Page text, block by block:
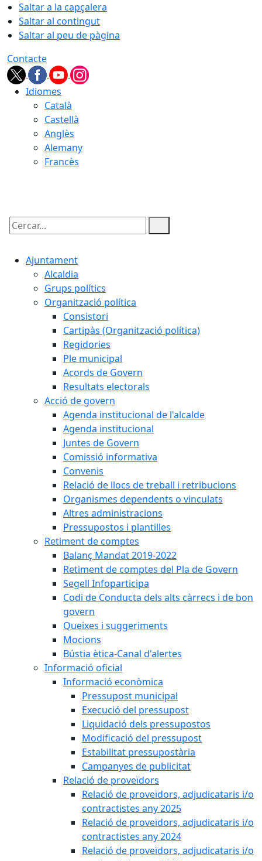
Saltar a la capçalera
Saltar al contingut
Saltar al peu de pàgina
Contacte
Idiomes
Català
Castellà
Anglès
Alemany
Francès
Cercar:
Ajuntament
Alcaldia
Grups polítics
Organització política
Consistori
Cartipàs (Organització política)
Regidories
Ple municipal
Acords de Govern
Resultats electorals
Acció de govern
Agenda institucional de l'alcalde
Agenda institucional
Juntes de Govern
Comissió informativa
Convenis
Relació de llocs de treball i retribucions
Organismes dependents o vinculats
Altres administracions
Pressupostos i plantilles
Retiment de comptes
Balanç Mandat 2019-2022
Retiment de comptes del Pla de Govern
Segell Infoparticipa
Codi de Conducta dels alts càrrecs i de bon
govern
Queixes i suggeriments
Mocions
Bústia ètica-Canal d'alertes
Informació oficial
Informació econòmica
Pressupost municipal
Execució del pressupost
Liquidació dels pressupostos
Modificació del pressupost
Estabilitat pressupostària
Campanyes de publicitat
Relació de proveïdors
Relació de proveïdors, adjudicataris i/o
contractistes any 2025
Relació de proveïdors, adjudicataris i/o
contractistes any 2024
Relació de proveïdors, adjudicataris i/o